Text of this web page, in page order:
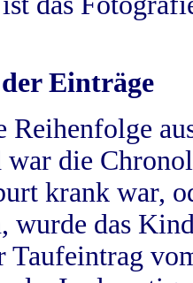
Einträge
Reihenfolge
war die
krank war,
wurde das
Taufeintrag